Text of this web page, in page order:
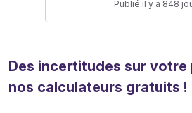
Publié il y a 848
Des incertitudes sur votre
nos calculateurs gratuits !